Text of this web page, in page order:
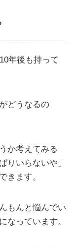
年後も持って
どうなるの
か考えてみる
りいらないや」
きます。
もんと悩んでい
なっています。